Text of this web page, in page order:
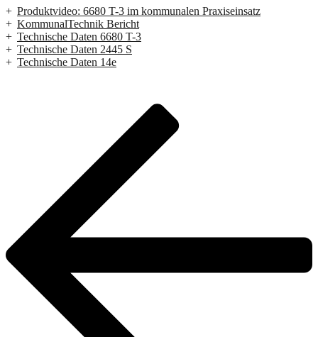
Produktvideo: 6680 T-3 im kommunalen Praxiseinsatz
KommunalTechnik Bericht
Technische Daten 6680 T-3
Technische Daten 2445 S
Technische Daten 14e